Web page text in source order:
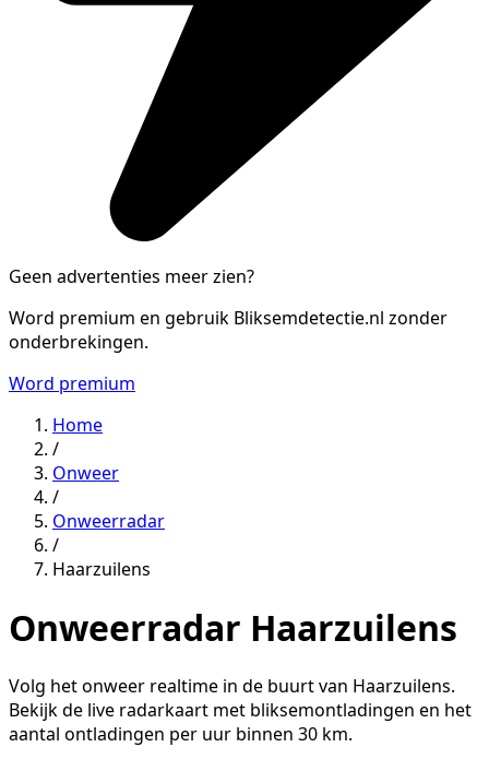
Geen advertenties meer zien?
Word premium en gebruik Bliksemdetectie.nl zonder
onderbrekingen.
Word premium
Home
/
Onweer
/
Onweerradar
/
Haarzuilens
Onweerradar Haarzuilens
Volg het onweer realtime in de buurt van Haarzuilens.
Bekijk de live radarkaart met bliksemontladingen en het
aantal ontladingen per uur binnen 30 km.